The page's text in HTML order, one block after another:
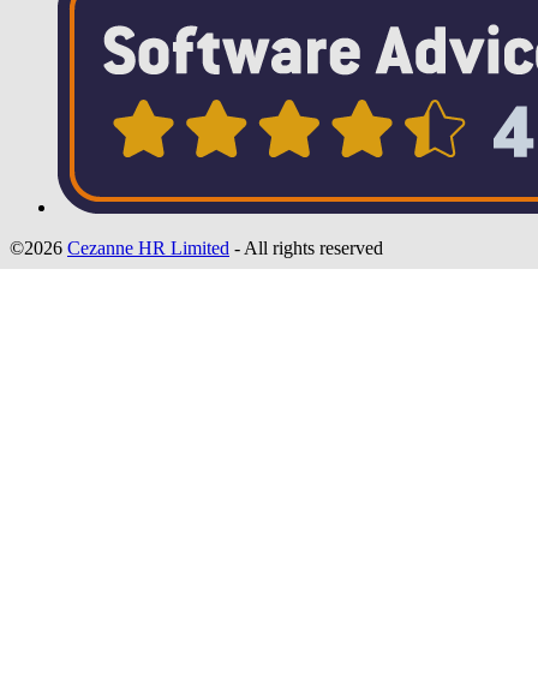
©2026 Cezanne HR Limited - All rights reserved